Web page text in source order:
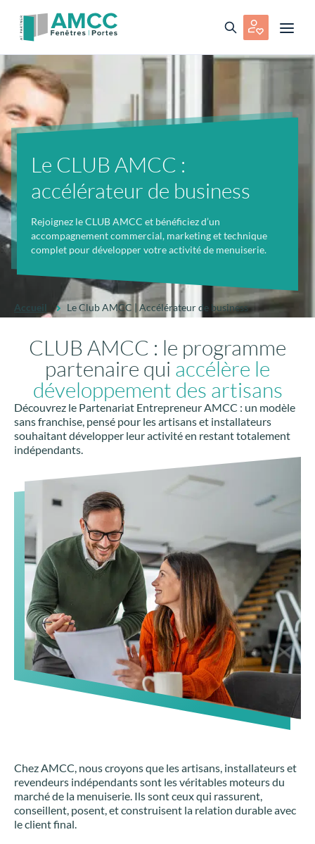
Le CLUB AMCC :
accélérateur de business
Rejoignez le CLUB AMCC et bénéficiez d’un
accompagnement commercial, marketing et technique
complet pour développer votre activité de menuiserie.
Accueil Le Club AMCC | Accélérateur de business
CLUB AMCC : le programme
partenaire qui accélère le
développement des artisans
Découvrez le Partenariat Entrepreneur AMCC : un modèle
sans franchise, pensé pour les artisans et installateurs
souhaitant développer leur activité en restant totalement
indépendants.
Chez AMCC, nous croyons que les artisans, installateurs et
revendeurs indépendants sont les véritables moteurs du
marché de la menuiserie. Ils sont ceux qui rassurent,
conseillent, posent, et construisent la relation durable avec
le client final.